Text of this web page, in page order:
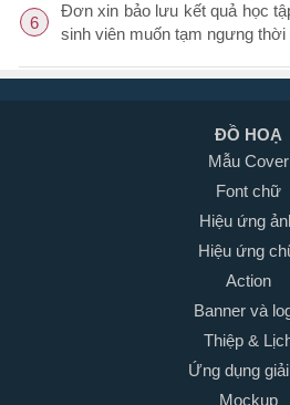
6
Đơn xin bảo lưu kết quả học
sinh viên muốn tạm ngưng thời
ĐỒ HOẠ
Mẫu Cover
Font chữ
Hiệu ứng
Hiệu ứng
Action
Banner và
Thiệp &
Ứng dụng
Mockup